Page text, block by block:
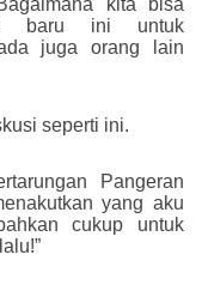
kita bisa
baru ini untuk
juga orang lain
seperti ini.
Pangeran
yang aku
cukup untuk